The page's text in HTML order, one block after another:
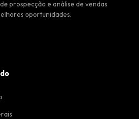
prospecção e análise de vendas
oportunidades.